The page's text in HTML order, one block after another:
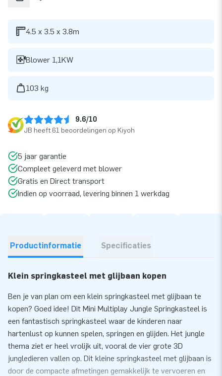
4.5 x 3.5 x 3.8m
Blower 1,1KW
103 kg
9.6/10
JB heeft 61 beoordelingen op Kiyoh
5 jaar garantie
Compleet geleverd met blower
Gratis en Direct transport
Indien op voorraad, levering binnen 1 werkdag
Productinformatie Specificaties
Klein springkasteel met glijbaan kopen
Ben je van plan om een klein springkasteel met glijbaan te
kopen? Goed idee! Dit Mini Multiplay Jungle Springkasteel is
een fantastisch springkasteel waar de kinderen naar
hartenlust op kunnen spelen, springen en glijden. Het jungle
thema ziet er heel vrolijk uit, vooral de vier grote 3D
jungledieren vallen op. Dit kleine springkasteel met glijbaan is
door de compacte afmetingen gemakkelijk te vervoeren en